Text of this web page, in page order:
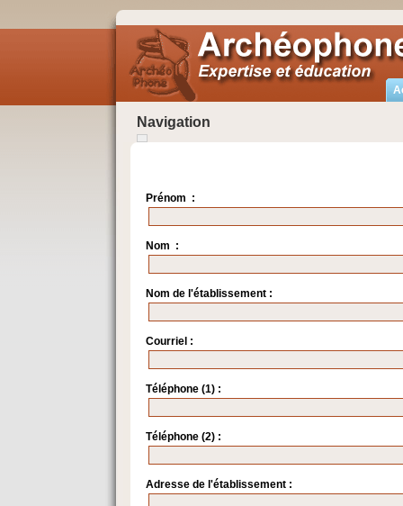
Navigation
Prénom :
Nom :
Nom de l'établissement :
Courriel :
Téléphone (1) :
Téléphone (2) :
Adresse de l'établissement :